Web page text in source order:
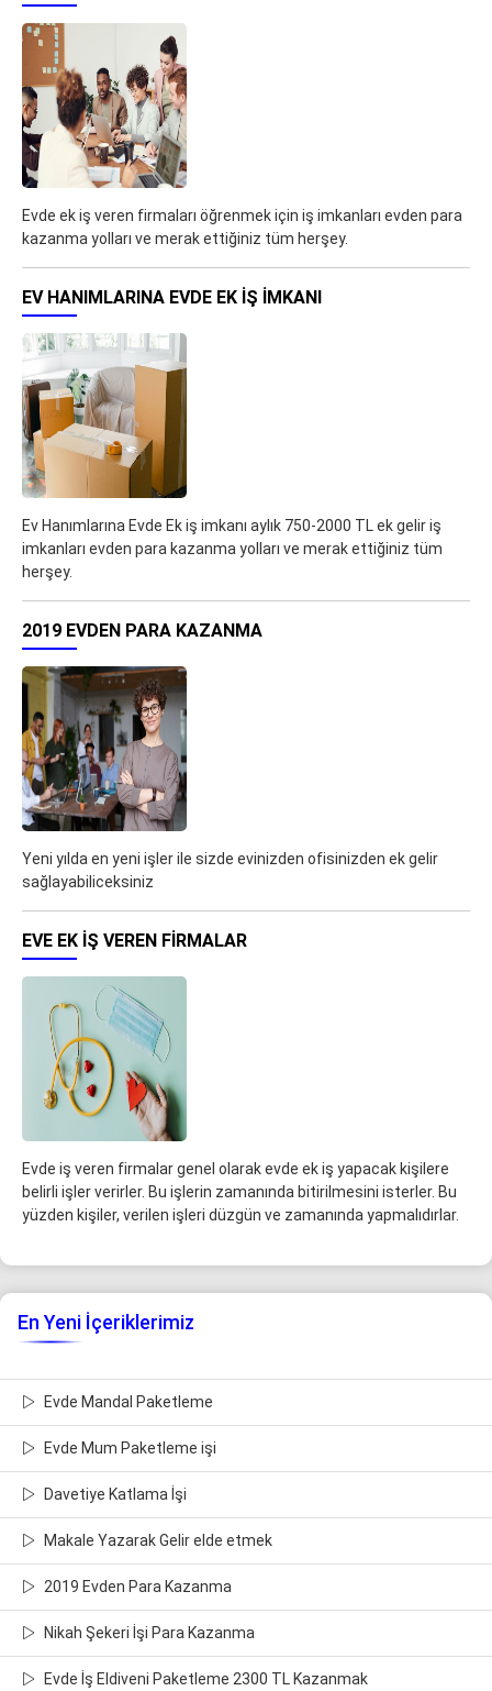
Evde ek iş veren firmaları öğrenmek için iş imkanları evden para
kazanma yolları ve merak ettiğiniz tüm herşey.
EV HANIMLARINA EVDE EK IŞ IMKANI
Ev Hanımlarına Evde Ek iş imkanı aylık 750-2000 TL ek gelir iş
imkanları evden para kazanma yolları ve merak ettiğiniz tüm
herşey.
2019 EVDEN PARA KAZANMA
Yeni yılda en yeni işler ile sizde evinizden ofisinizden ek gelir
sağlayabiliceksiniz
EVE EK IŞ VEREN FIRMALAR
Evde iş veren firmalar genel olarak evde ek iş yapacak kişilere
belirli işler verirler. Bu işlerin zamanında bitirilmesini isterler. Bu
yüzden kişiler, verilen işleri düzgün ve zamanında yapmalıdırlar.
En Yeni İçeriklerimiz
Evde Mandal Paketleme
Evde Mum Paketleme işi
Davetiye Katlama İşi
Makale Yazarak Gelir elde etmek
2019 Evden Para Kazanma
Nikah Şekeri İşi Para Kazanma
Evde İş Eldiveni Paketleme 2300 TL Kazanmak